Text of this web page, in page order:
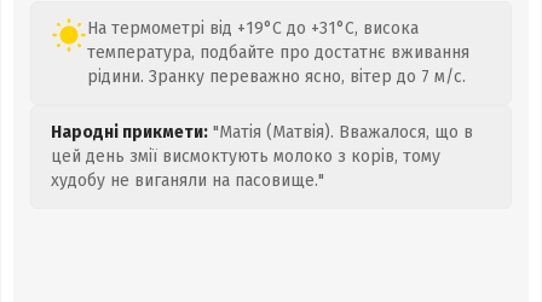
На термометрі від +19°C до +31°C, висока
температура, подбайте про достатнє вживання
рідини. Зранку переважно ясно, вітер до 7 м/с.
Народні прикмети: "Матія (Матвія). Вважалося, що в
цей день змії висмоктують молоко з корів, тому
худобу не виганяли на пасовище."